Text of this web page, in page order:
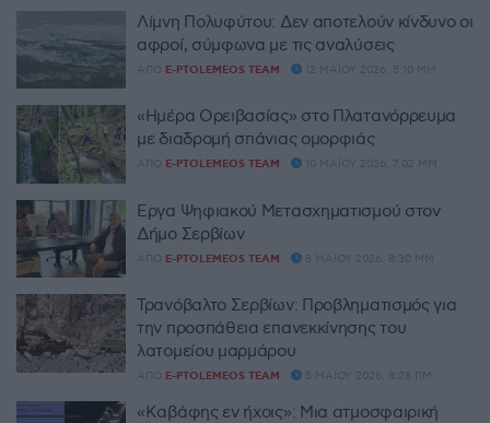
Λίμνη Πολυφύτου: Δεν αποτελούν κίνδυνο οι
αφροί, σύμφωνα με τις αναλύσεις
ΑΠΌ E-PTOLEMEOS TEAM 12 ΜΑΪ́ΟΥ 2026, 5:10 ΜΜ
«Ημέρα Ορειβασίας» στο Πλατανόρρευμα
με διαδρομή σπάνιας ομορφιάς
ΑΠΌ E-PTOLEMEOS TEAM 10 ΜΑΪ́ΟΥ 2026, 7:02 ΜΜ
Έργα Ψηφιακού Μετασχηματισμού στον
Δήμο Σερβίων
ΑΠΌ E-PTOLEMEOS TEAM 8 ΜΑΪ́ΟΥ 2026, 8:30 ΜΜ
Τρανόβαλτο Σερβίων: Προβληματισμός για
την προσπάθεια επανεκκίνησης του
λατομείου μαρμάρου
ΑΠΌ E-PTOLEMEOS TEAM 5 ΜΑΪ́ΟΥ 2026, 8:28 ΠΜ
«Καβάφης εν ήχοις»: Μια ατμοσφαιρική